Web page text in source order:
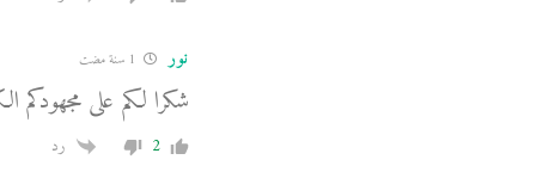
نور
شكرا لكم على مجهودكم
2 رد